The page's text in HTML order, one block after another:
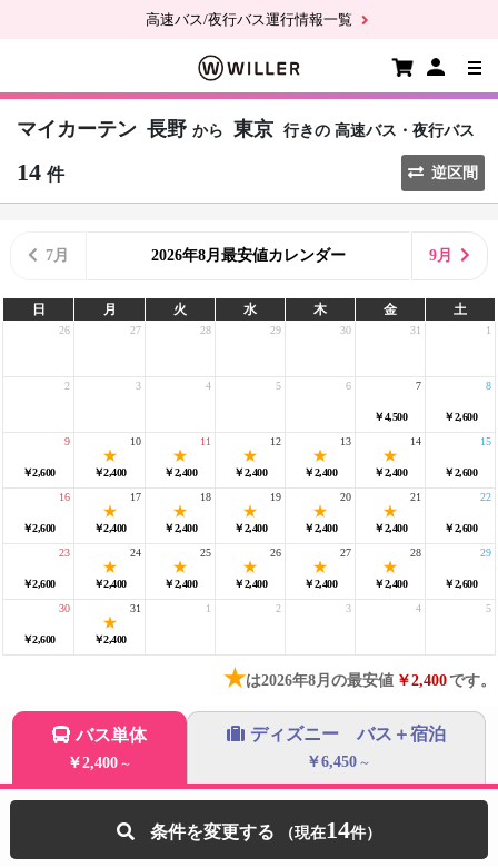
高速バス/夜行バス運行情報一覧
マイカーテン 長野 から 東京 行きの 高速バス・夜行バス
14 件 逆区間
7月 2026年8月最安値カレンダー 9月
日 月 火 水 木 金 土
26 27 28 29 30 31 1
2 3 4 5 6
￥4,500
7
￥2,600
8
￥2,600
9
￥2,400
10
￥2,400
11
￥2,400
12
￥2,400
13
￥2,400
14
￥2,600
15
￥2,600
16
￥2,400
17
￥2,400
18
￥2,400
19
￥2,400
20
￥2,400
21
￥2,600
22
￥2,600
23
￥2,400
24
￥2,400
25
￥2,400
26
￥2,400
27
￥2,400
28
￥2,600
29
￥2,600
30
￥2,400
31 1 2 3 4 5
★は2026年8月の最安値 ￥2,400です。
バス単体
￥2,400 ～
ディズニー バス＋宿泊
￥6,450 ～
条件を変更する 14